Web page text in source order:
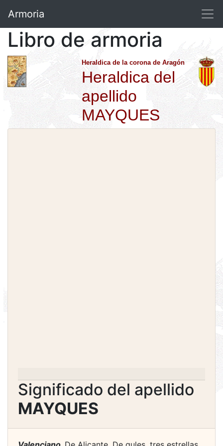
Armoria
Libro de armoria
Heraldica de la corona de Aragón
Heraldica del
apellido
MAYQUES
Significado del apellido
MAYQUES